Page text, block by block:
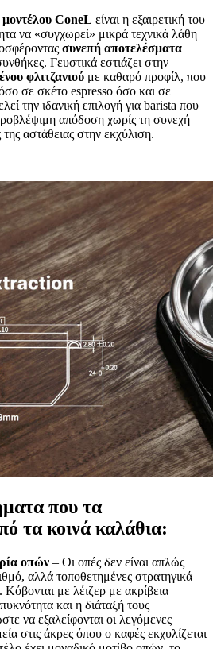
μοντέλου ConeL είναι η εξαιρετική του
να «συγχωρεί» μικρά τεχνικά λάθη
συνεπή αποτελέσματα
Γευστικά εστιάζει στην
φλιτζανιού με καθαρό προφίλ, που
σε σκέτο espresso όσο και σε
την ιδανική επιλογή για barista που
απόδοση χωρίς τη συνεχή
αστάθειας στην εκχύλιση.
που τα
τα κοινά καλάθια:
οπών – Οι οπές δεν είναι απλώς
αλλά τοποθετημένες στρατηγικά
με λέιζερ με ακρίβεια
και η διάταξή τους
να εξαλείφονται οι λεγόμενες
στις άκρες όπου ο καφές εκχυλίζεται